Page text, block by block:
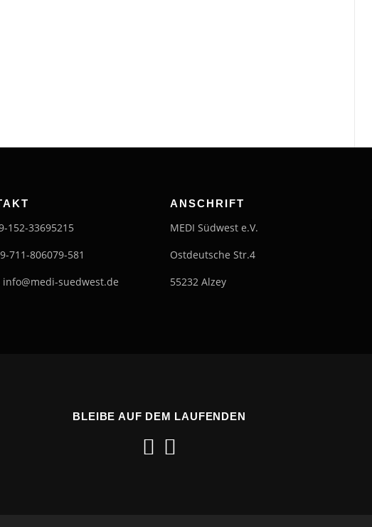
152-33695215
711-806079-581
suedwest.de
ANSCHRIFT
MEDI Südwest e.V.
Ostdeutsche Str.4
55232 Alzey
BLEIBE AUF DEM LAUFENDEN